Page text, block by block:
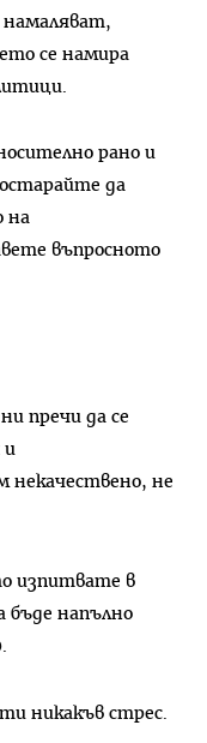
се намира
рано и
да
на
въпросното
пречи да се
и
некачествено, не
изпитвате в
бъде напълно
никакъв стрес.